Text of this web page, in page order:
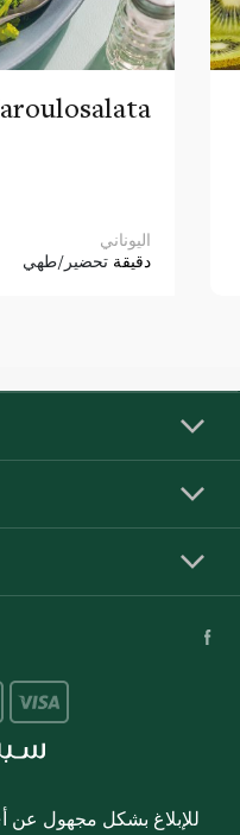
اليوناني
دقيقة تحضير/طهي
للإبلاغ بشكل مجهول عن